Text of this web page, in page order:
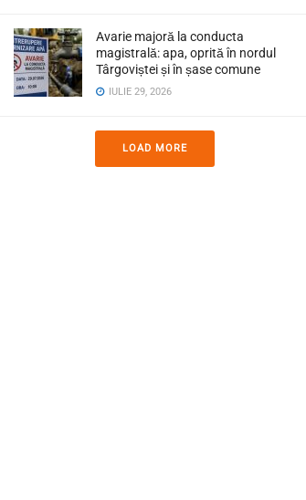
Avarie majoră la conducta
magistrală: apa, oprită în nordul
Târgoviștei și în șase comune
IULIE 29, 2026
LOAD MORE